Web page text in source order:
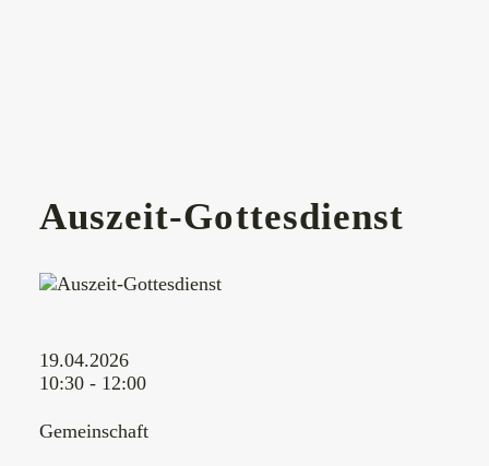
Auszeit-Gottesdienst
19.04.2026
10:30 - 12:00
Gemeinschaft